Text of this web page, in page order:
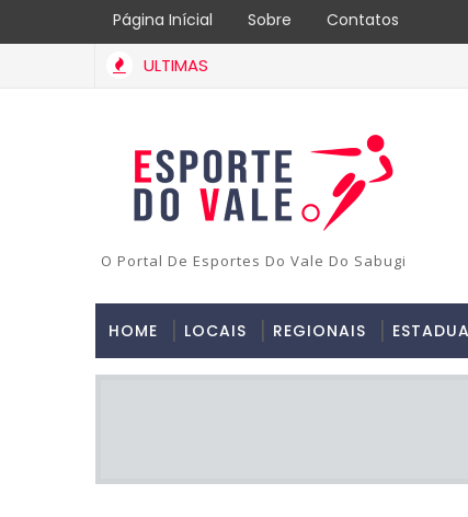
Página Inícial Sobre Contatos
ULTIMAS
O Portal De Esportes Do Vale Do Sabugi
HOME LOCAIS REGIONAIS